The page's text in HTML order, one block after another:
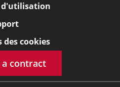
d'utilisation
des cookies
a contract